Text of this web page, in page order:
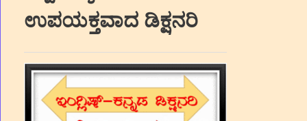
ಉಪಯಕ್ತವಾದ ಡಿಕ್ಷನರಿ